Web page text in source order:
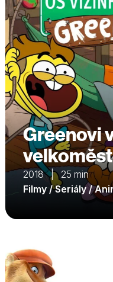
Greenovi
2018 | 25 min
Filmy / Seriály /